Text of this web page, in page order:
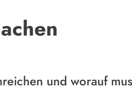
und worauf